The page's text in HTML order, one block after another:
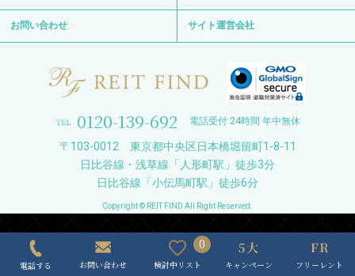
お問い合わせ サイト運営会社
0120-139-692 電話受付 24時間 年中無休
〒103-0012 東京都中央区日本橋堀留町1-8-11
日比谷線・浅草線「人形町駅」徒歩3分
日比谷線「小伝馬町駅」徒歩6分
Copyright © REIT FIND All Right Reserved.
電話する お問い合わせ
0
検討中リスト キャンペーン フリーレント